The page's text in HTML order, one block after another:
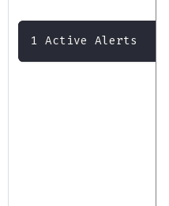
1 Active Alerts